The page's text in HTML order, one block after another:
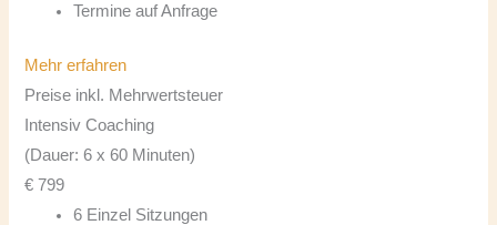
Termine auf Anfrage
Mehr erfahren
Preise inkl. Mehrwertsteuer
Intensiv Coaching
(Dauer: 6 x 60 Minuten)
€ 799
6 Einzel Sitzungen